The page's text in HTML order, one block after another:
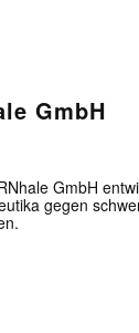
GmbH
GmbH
gegen